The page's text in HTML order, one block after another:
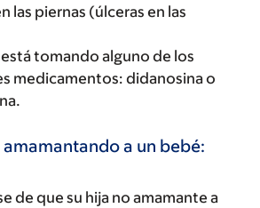
las piernas (úlceras en las
está tomando alguno de los
medicamentos: didanosina o
amamantando a un bebé:
de que su hija no amamante a